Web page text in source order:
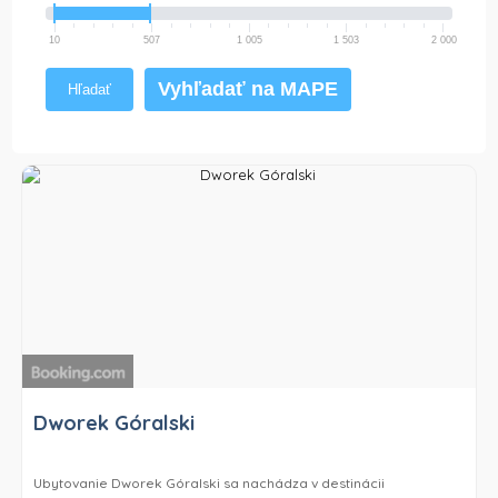
10 507 1 005 1 503 2 000
Hľadať Vyhľadať na MAPE
Dworek Góralski
Ubytovanie Dworek Góralski sa nachádza v destinácii